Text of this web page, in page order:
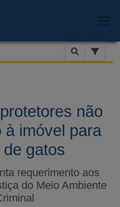
não
à imóvel para
gatos
requerimento aos
do Meio Ambiente